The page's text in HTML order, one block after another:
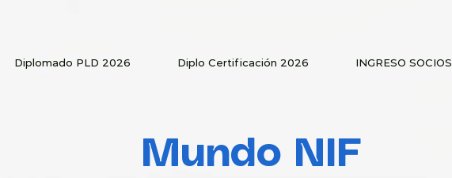
Diplomado PLD 2026 Diplo Certificación 2026 INGRESO SOCIOS
Mundo NIF